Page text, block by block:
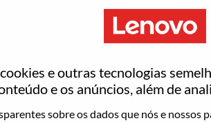
e outras tecnologias
e os anúncios, além de
sobre os dados que nós e nossos
what we do. We WOW our customers.